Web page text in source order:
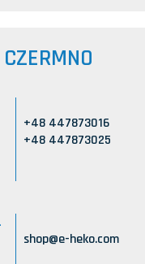
+48 447873016
+48 447873025
shop@e-heko.com